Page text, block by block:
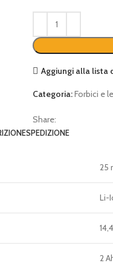
Aggiungi alla lista
Categoria:Forbici e
Share:
SPEDIZIONE
25
Li-
2